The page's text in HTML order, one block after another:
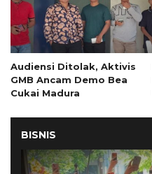
Audiensi Ditolak, Aktivis
GMB Ancam Demo Bea
Cukai Madura
BISNIS